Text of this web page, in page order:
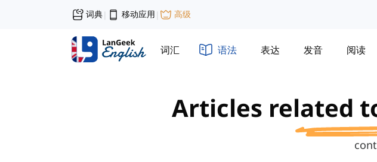
词典| 移动应用 | 高级
词汇 语法 表达 发音 阅读
Articles related